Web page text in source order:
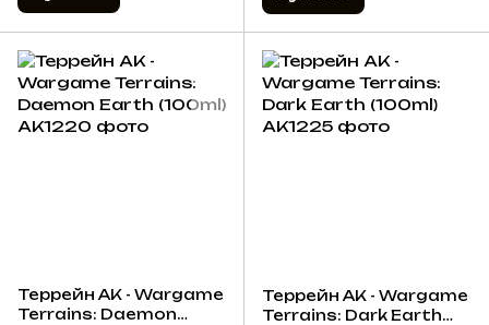
Террейн AK - Wargame
Terrains: Daemon
Террейн AK - Wargame
Terrains: Dark Earth